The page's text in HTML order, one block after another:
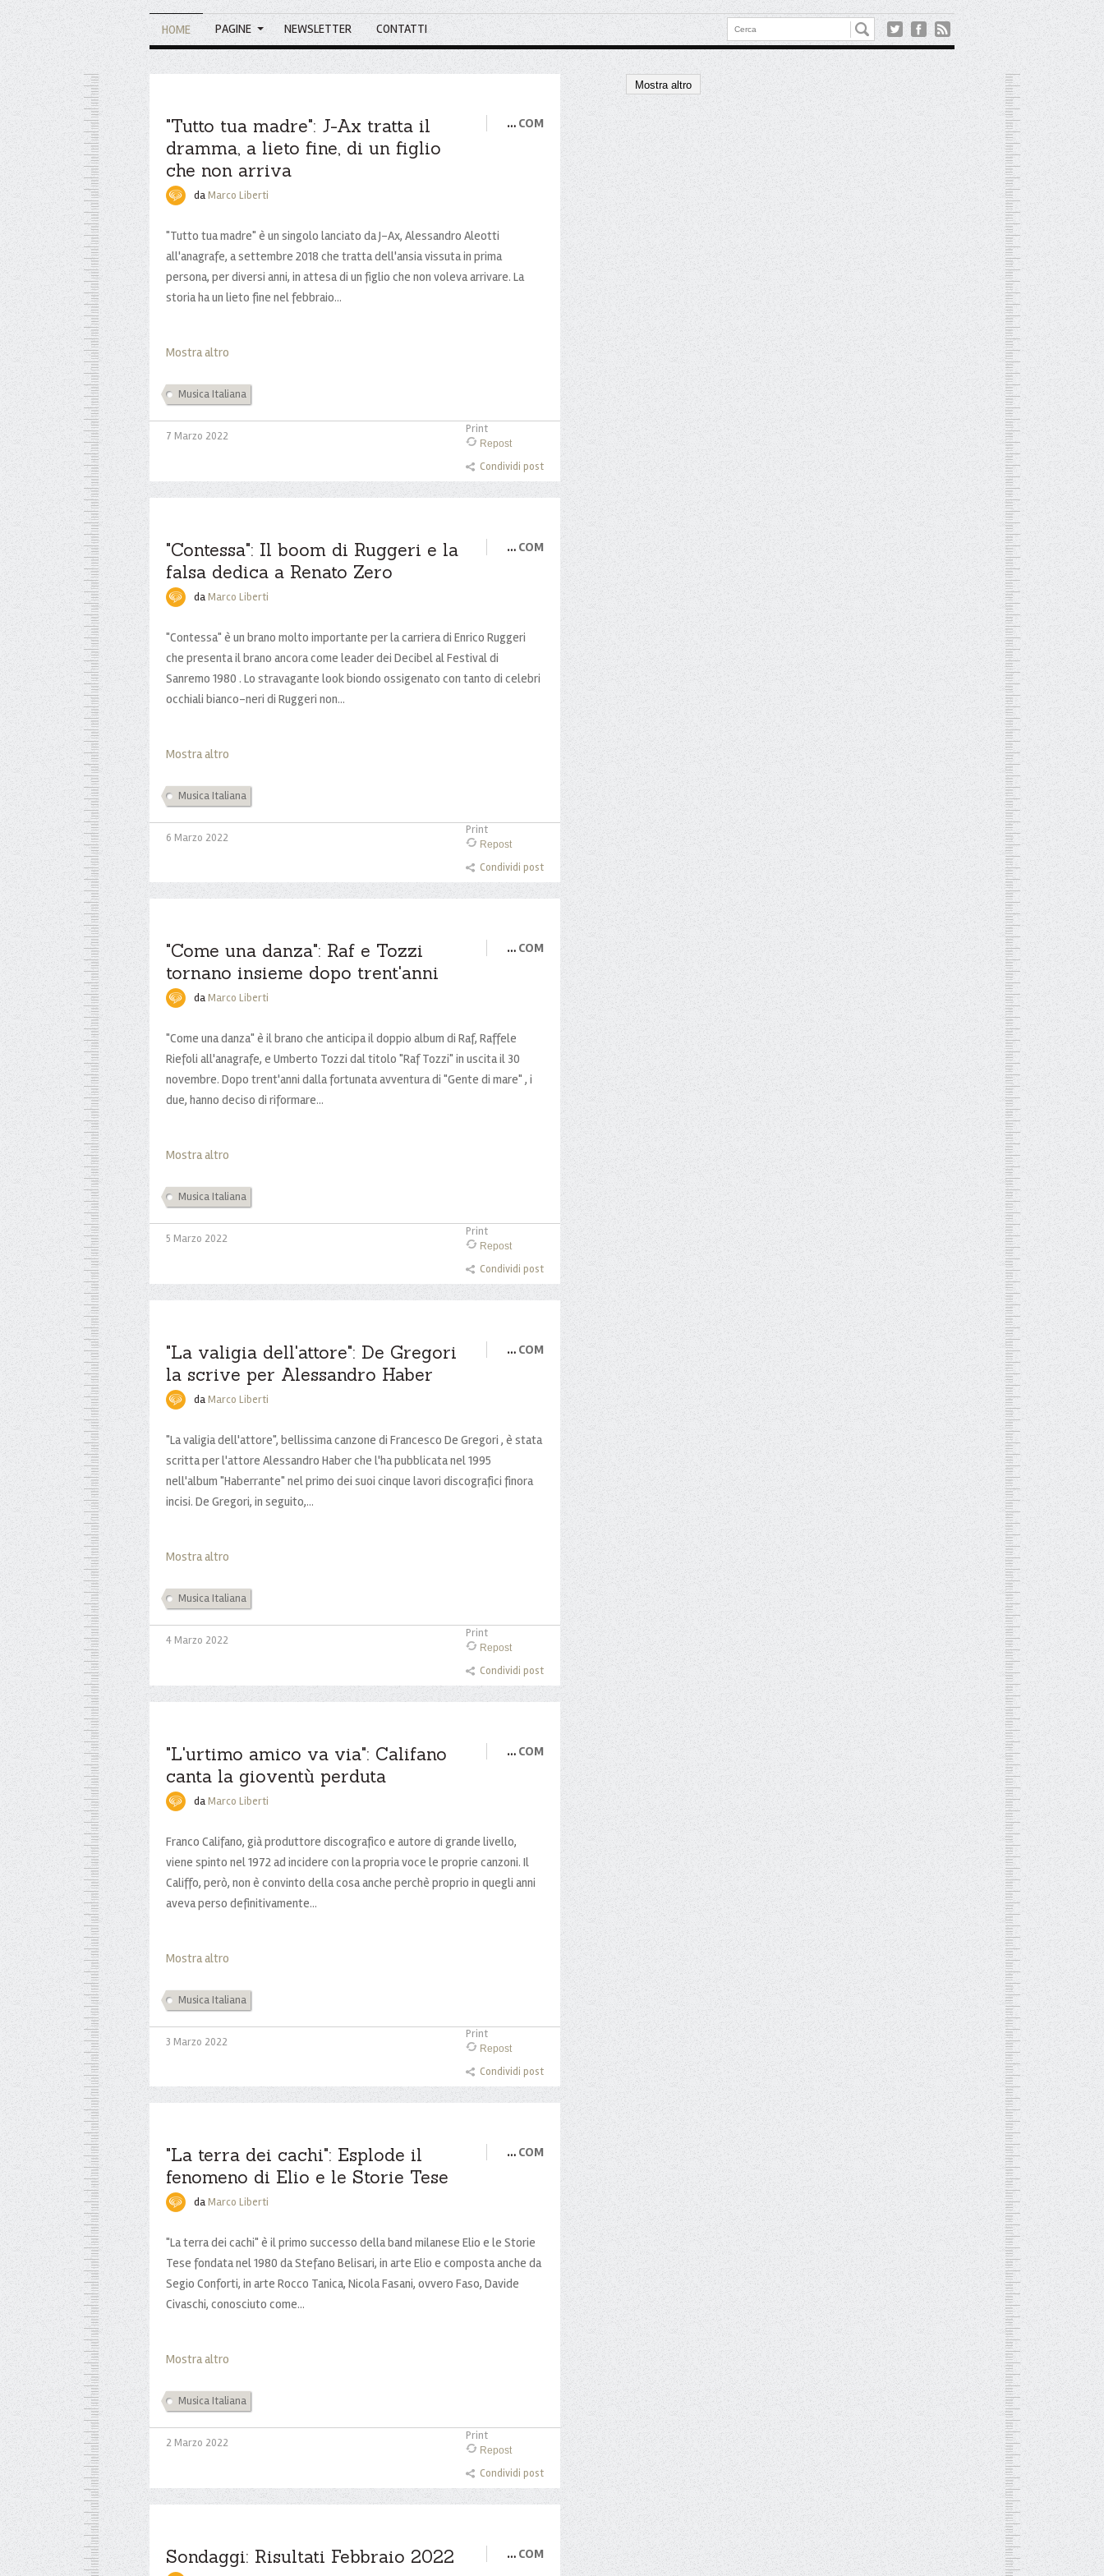
HOME PAGINE NEWSLETTER CONTATTI
"Tutto tua madre": J-Ax tratta il
dramma, a lieto fine, di un figlio
che non arriva
… COM
daMarco Liberti
"Tutto tua madre" è un singolo lanciato da J-Ax, Alessandro Aleotti
all'anagrafe, a settembre 2018 che tratta dell'ansia vissuta in prima
persona, per diversi anni, in attesa di un figlio che non voleva arrivare. La
storia ha un lieto fine nel febbraio...
Mostra altro
Musica Italiana
7 Marzo 2022
Print
Repost
Condividi post
"Contessa": Il boom di Ruggeri e la
falsa dedica a Renato Zero
… COM
daMarco Liberti
"Contessa" è un brano molto importante per la carriera di Enrico Ruggeri
che presenta il brano ancora come leader dei Decibel al Festival di
Sanremo 1980 . Lo stravagante look biondo ossigenato con tanto di celebri
occhiali bianco-neri di Ruggeri non...
Mostra altro
Musica Italiana
6 Marzo 2022
Print
Repost
Condividi post
"Come una danza": Raf e Tozzi
tornano insieme dopo trent'anni
… COM
daMarco Liberti
"Come una danza" è il brano che anticipa il doppio album di Raf, Raffele
Riefoli all'anagrafe, e Umberto Tozzi dal titolo "Raf Tozzi" in uscita il 30
novembre. Dopo trent'anni dalla fortunata avventura di "Gente di mare" , i
due, hanno deciso di riformare...
Mostra altro
Musica Italiana
5 Marzo 2022
Print
Repost
Condividi post
"La valigia dell'attore": De Gregori
la scrive per Alessandro Haber
… COM
daMarco Liberti
"La valigia dell'attore", bellissima canzone di Francesco De Gregori , è stata
scritta per l'attore Alessandro Haber che l'ha pubblicata nel 1995
nell'album "Haberrante" nel primo dei suoi cinque lavori discografici finora
incisi. De Gregori, in seguito,...
Mostra altro
Musica Italiana
4 Marzo 2022
Print
Repost
Condividi post
"L'urtimo amico va via": Califano
canta la gioventù perduta
… COM
daMarco Liberti
Franco Califano, già produttore discografico e autore di grande livello,
viene spinto nel 1972 ad incidere con la propria voce le proprie canzoni. Il
Califfo, però, non è convinto della cosa anche perchè proprio in quegli anni
aveva perso definitivamente...
Mostra altro
Musica Italiana
3 Marzo 2022
Print
Repost
Condividi post
"La terra dei cachi": Esplode il
fenomeno di Elio e le Storie Tese
… COM
daMarco Liberti
"La terra dei cachi" è il primo successo della band milanese Elio e le Storie
Tese fondata nel 1980 da Stefano Belisari, in arte Elio e composta anche da
Segio Conforti, in arte Rocco Tanica, Nicola Fasani, ovvero Faso, Davide
Civaschi, conosciuto come...
Mostra altro
Musica Italiana
2 Marzo 2022
Print
Repost
Condividi post
Sondaggi: Risultati Febbraio 2022 … COM
Mostra altro